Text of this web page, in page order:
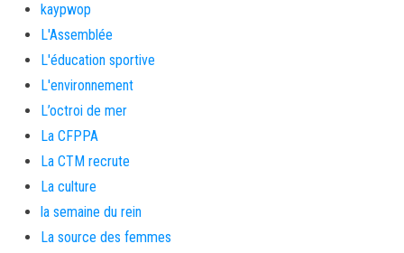
kaypwop
L'Assemblée
L'éducation sportive
L'environnement
L’octroi de mer
La CFPPA
La CTM recrute
La culture
la semaine du rein
La source des femmes